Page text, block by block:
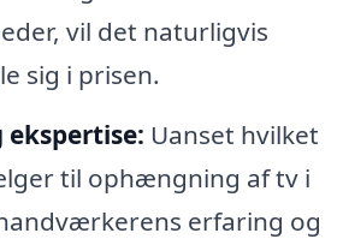
vil det naturligvis
sig i prisen.
ekspertise: Uanset hvilket
til ophængning af tv i
erfaring og